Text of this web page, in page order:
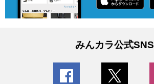
みんカラ公式SNS